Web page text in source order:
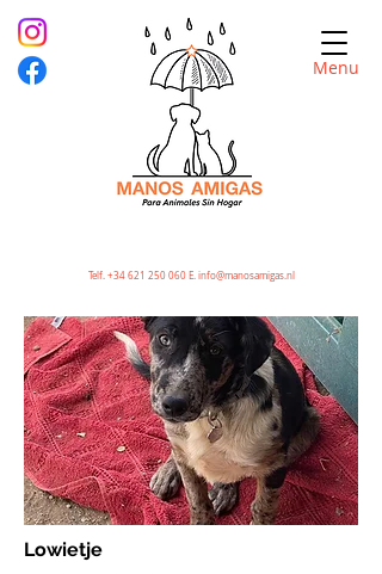
Telf. +34 621 250 060 E. info@manosamigas.nl
Menu
Lowietje